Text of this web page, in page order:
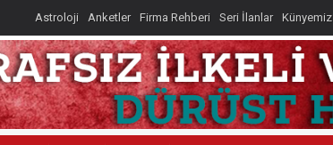
Astroloji Anketler Firma Rehberi Seri İlanlar Künyemiz